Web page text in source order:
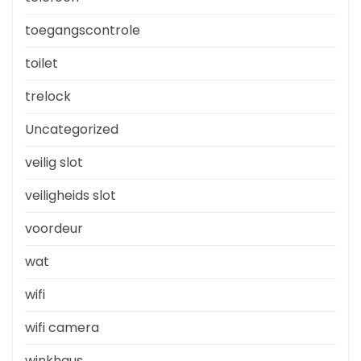
toegangscontrole
toilet
trelock
Uncategorized
veilig slot
veiligheids slot
voordeur
wat
wifi
wifi camera